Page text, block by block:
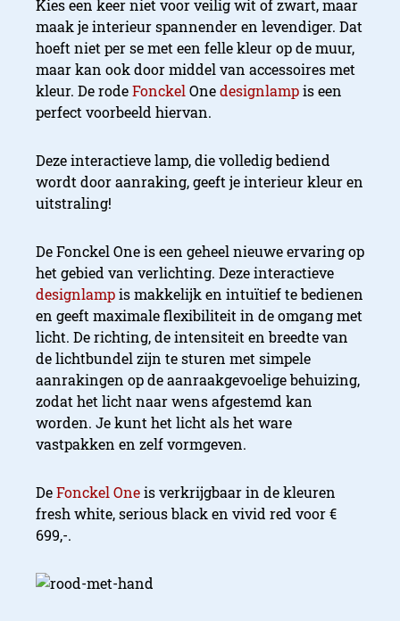
Kies een keer niet voor veilig wit of zwart, maar
maak je interieur spannender en levendiger. Dat
hoeft niet per se met een felle kleur op de muur,
maar kan ook door middel van accessoires met
kleur. De rodeFonckel Onedesignlampis een
perfect voorbeeld hiervan.
Deze interactieve lamp, die volledig bediend
wordt door aanraking, geeft je interieur kleur en
uitstraling!
De Fonckel One is een geheel nieuwe ervaring op
het gebied van verlichting. Deze interactieve
designlampis makkelijk en intuïtief te bedienen
en geeft maximale flexibiliteit in de omgang met
licht. De richting, de intensiteit en breedte van
de lichtbundel zijn te sturen met simpele
aanrakingen op de aanraakgevoelige behuizing,
zodat het licht naar wens afgestemd kan
worden. Je kunt het licht als het ware
vastpakken en zelf vormgeven.
DeFonckel Oneis verkrijgbaar in de kleuren
fresh white, serious black en vivid red voor €
699,-.